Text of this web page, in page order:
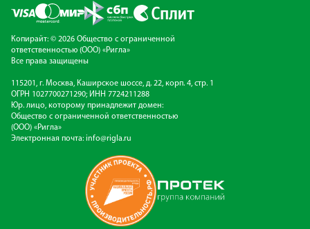
Копирайт: © 2026 Общество с ограниченной
ответственностью (ООО) «Ригла»
Все права защищены
115201, г. Москва, Каширское шоссе, д. 22, корп. 4, стр. 1
ОГРН 1027700271290; ИНН 7724211288
Юр. лицо, которому принадлежит домен:
Общество с ограниченной ответственностью
(ООО) «Ригла»
Электронная почта: info@rigla.ru